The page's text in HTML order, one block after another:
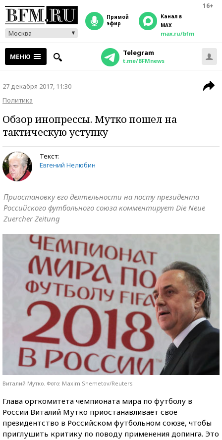
16+
Москва
прямой
эфир
Канал в
MAX
max.ru/bfm
МЕНЮ Telegram
t.me/BFMnews
27 декабря 2017, 11:30
Политика
Обзор инопрессы. Мутко пошел на
тактическую уступку
Текст:
Евгений Нелюбин
Приостановку его деятельности на посту президента
Российского футбольного союза комментирует Die Neue
Zuercher Zeitung
Виталий Мутко. Фото: Maxim Shemetov/Reuters
Глава оргкомитета чемпионата мира по футболу в
России Виталий Мутко приостанавливает свое
президентство в Российском футбольном союзе, чтобы
приглушить критику по поводу применения допинга. Это